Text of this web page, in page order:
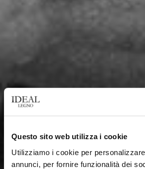
Questo sito web utilizza i cookie
Utilizziamo i cookie per
annunci, per fornire funzionalità dei